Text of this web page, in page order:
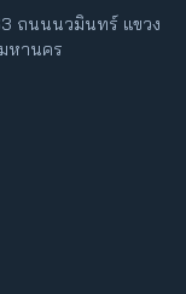
ถนนนวมินทร์ แขวง
หานคร